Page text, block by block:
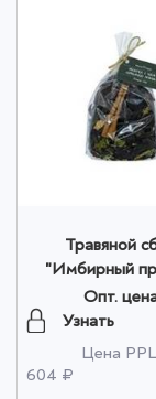
Травяной
"Имбирный
(бадан,
сушеный,
оптом
Опт.
Узнать
Цена
604 ₽